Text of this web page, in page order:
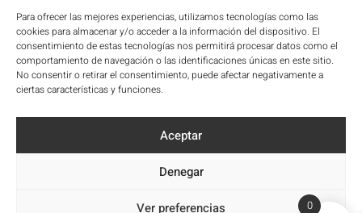
Para ofrecer las mejores experiencias, utilizamos tecnologías como las
cookies para almacenar y/o acceder a la información del dispositivo. El
consentimiento de estas tecnologías nos permitirá procesar datos como el
comportamiento de navegación o las identificaciones únicas en este sitio.
No consentir o retirar el consentimiento, puede afectar negativamente a
ciertas características y funciones.
Aceptar
Denegar
Ver preferencias
Aviso Legal
Condiciones de la Plataforma
Política de cookies
Accesibilidad
0